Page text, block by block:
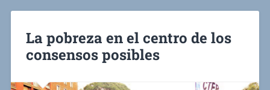
La pobreza en el centro de los
consensos posibles